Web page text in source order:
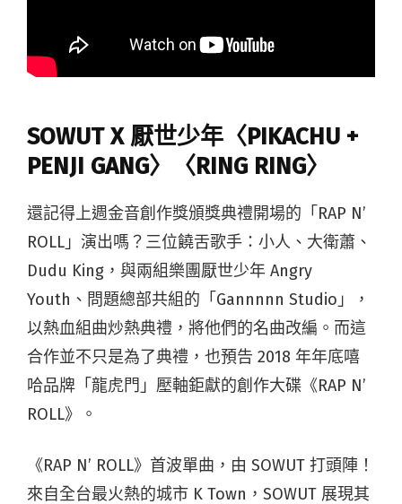
SOWUT X 厭世少年〈PIKACHU +
PENJI GANG〉〈RING RING〉
還記得上週金音創作獎頒獎典禮開場的「RAP N’
ROLL」演出嗎？三位饒舌歌手：小人、大衛蕭、
Dudu King，與兩組樂團厭世少年 Angry
Youth、問題總部共組的「Gannnnn Studio」，
以熱血組曲炒熱典禮，將他們的名曲改編。而這
合作並不只是為了典禮，也預告 2018 年年底嘻
哈品牌「龍虎門」壓軸鉅獻的創作大碟《RAP N’
ROLL》。
《RAP N’ ROLL》首波單曲，由 SOWUT 打頭陣！
來自全台最火熱的城市 K Town，SOWUT 展現其